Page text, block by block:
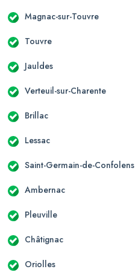
Magnac-sur-Touvre
Touvre
Jauldes
Verteuil-sur-Charente
Brillac
Lessac
Saint-Germain-de-Confolens
Ambernac
Pleuville
Châtignac
Oriolles